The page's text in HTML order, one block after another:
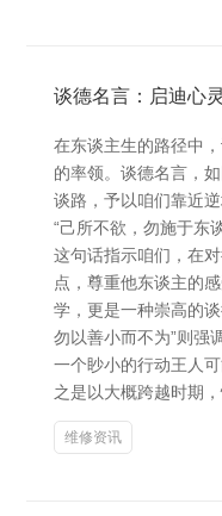
谈德名言：启迪心
在东谈主生的路径中
的率领。谈德名言，
谈路，予以咱们靠近
“己所不欲，勿施于东
这句话指示咱们，在
点，尊重他东谈主的
学，更是一种崇高的
勿以善小而不为”则强
一个眇小的行动王人
之是以大概跨越时期
维修资讯